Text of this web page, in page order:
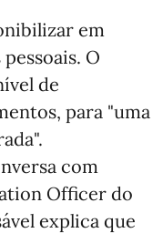
em
O
de
para "uma
com
Officer do
explica que